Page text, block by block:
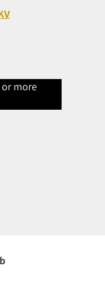
or more